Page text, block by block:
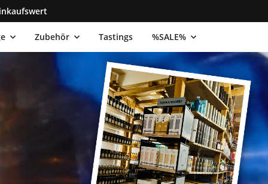
Zubehör Tastings %SALE%